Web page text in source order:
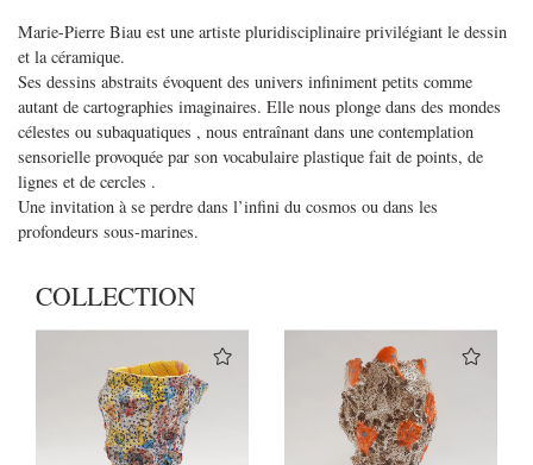
Marie-Pierre Biau est une artiste pluridisciplinaire privilégiant le dessin
et la céramique.
Ses dessins abstraits évoquent des univers infiniment petits comme
autant de cartographies imaginaires. Elle nous plonge dans des mondes
célestes ou subaquatiques , nous entraînant dans une contemplation
sensorielle provoquée par son vocabulaire plastique fait de points, de
lignes et de cercles .
Une invitation à se perdre dans l’infini du cosmos ou dans les
profondeurs sous-marines.
COLLECTION